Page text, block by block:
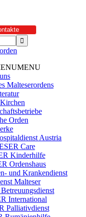
MENU
Malteserordens
Orden
Austria
Care
Kinderhilfe
Ordenshaus
und Krankendienst
Malteser
International
Palliativdienst